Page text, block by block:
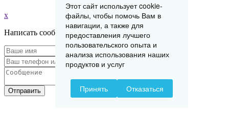
x
Написать сообщение
Отправить
Этот сайт использует cookie-
файлы, чтобы помочь Вам в
навигации, а также для
предоставления лучшего
пользовательского опыта и
анализа использования наших
продуктов и услуг
Принять Отказаться